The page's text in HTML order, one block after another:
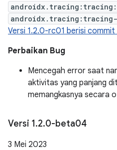
Versi 1.2.0-rc01 berisi commit
Perbaikan Bug
Mencegah error saat
aktivitas yang panjang
memangkasnya secara
Versi 1.2.0-beta04
3 Mei 2023